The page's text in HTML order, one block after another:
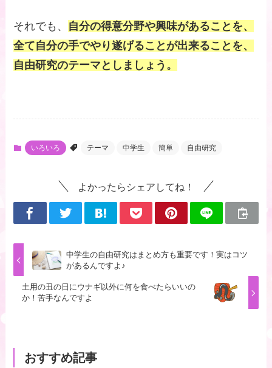
それでも、 自分の得意分野や興味があることを、
全て自分の手でやり遂げることが出来ることを、
自由研究のテーマとしましょう。
いろいろ テーマ 中学生 簡単 自由研究
よかったらシェアしてね！
中学生の自由研究はまとめ方も重要です！実はコツ
があるんですよ♪
土用の丑の日にウナギ以外に何を食べたらいいの
か！苦手なんですよ
おすすめ記事